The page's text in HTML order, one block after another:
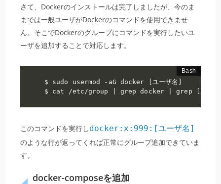
さて、Dockerのインストールは完了しましたが、今のま
までは一般ユーザがDockerのコマンドを使用できませ
ん。そこでDockerのグループにコマンドを実行したいユ
ーザを追加することで対応します。
$ sudo usermod -aG docker [ユーザ名]
$ cat /etc/group | grep docker | grep [ユーザ
このコマンドを実行しdocker:x:999:[ユーザ名]
のような行が返ってくれば正常にグループ追加できていま
す。
docker-composeを追加